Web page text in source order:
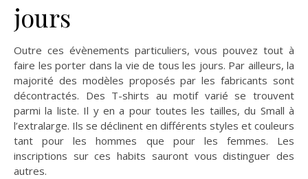
jours
Outre ces évènements particuliers, vous pouvez tout à
faire les porter dans la vie de tous les jours. Par ailleurs, la
majorité des modèles proposés par les fabricants sont
décontractés. Des T-shirts au motif varié se trouvent
parmi la liste. Il y en a pour toutes les tailles, du Small à
l’extralarge. Ils se déclinent en différents styles et couleurs
tant pour les hommes que pour les femmes. Les
inscriptions sur ces habits sauront vous distinguer des
autres.